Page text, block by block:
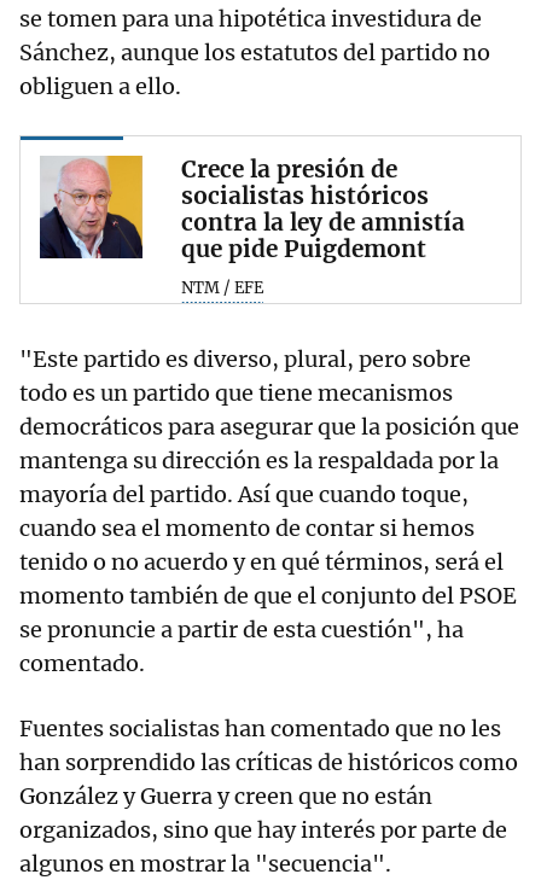
se tomen para una hipotética investidura de
Sánchez, aunque los estatutos del partido no
obliguen a ello.
Crece la presión de
socialistas históricos
contra la ley de amnistía
que pide Puigdemont
NTM / EFE
"Este partido es diverso, plural, pero sobre
todo es un partido que tiene mecanismos
democráticos para asegurar que la posición que
mantenga su dirección es la respaldada por la
mayoría del partido. Así que cuando toque,
cuando sea el momento de contar si hemos
tenido o no acuerdo y en qué términos, será el
momento también de que el conjunto del PSOE
se pronuncie a partir de esta cuestión", ha
comentado.
Fuentes socialistas han comentado que no les
han sorprendido las críticas de históricos como
González y Guerra y creen que no están
organizados, sino que hay interés por parte de
algunos en mostrar la "secuencia".